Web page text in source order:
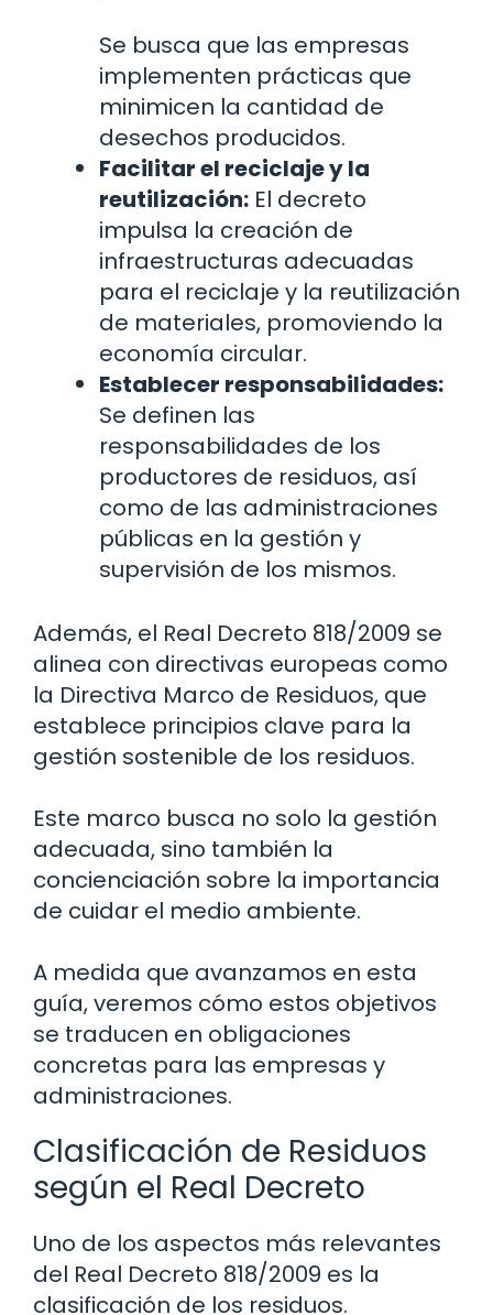
Se busca que las empresas
implementen prácticas que
minimicen la cantidad de
desechos producidos.
Facilitar el reciclaje y la
reutilización: El decreto
impulsa la creación de
infraestructuras adecuadas
para el reciclaje y la reutilización
de materiales, promoviendo la
economía circular.
Establecer responsabilidades:
Se definen las
responsabilidades de los
productores de residuos, así
como de las administraciones
públicas en la gestión y
supervisión de los mismos.
Además, el Real Decreto 818/2009 se
alinea con directivas europeas como
la Directiva Marco de Residuos, que
establece principios clave para la
gestión sostenible de los residuos.
Este marco busca no solo la gestión
adecuada, sino también la
concienciación sobre la importancia
de cuidar el medio ambiente.
A medida que avanzamos en esta
guía, veremos cómo estos objetivos
se traducen en obligaciones
concretas para las empresas y
administraciones.
Clasificación de Residuos
según el Real Decreto
Uno de los aspectos más relevantes
del Real Decreto 818/2009 es la
clasificación de los residuos.